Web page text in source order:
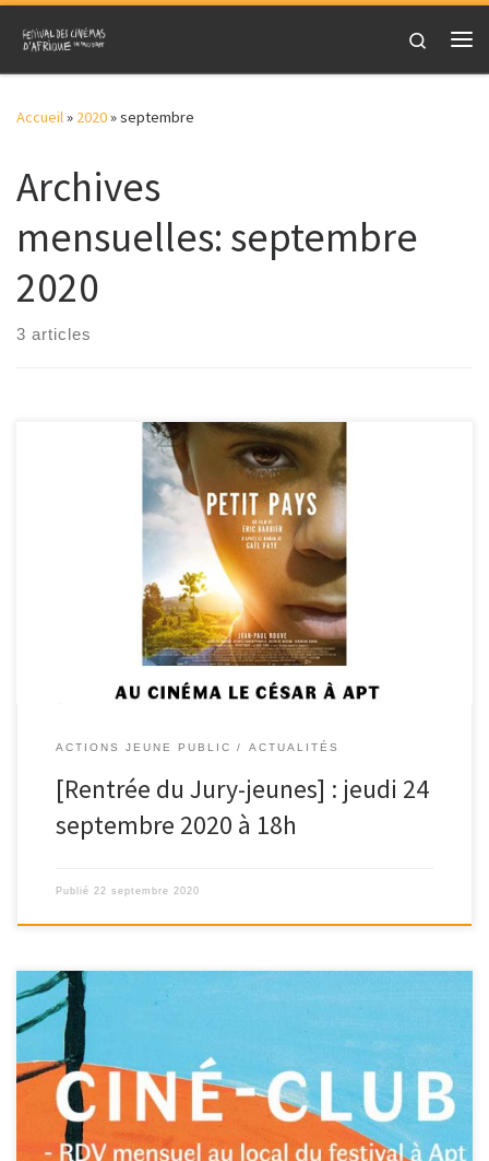
Skip to content
Search
Accueil» 2020»septembre
Archives
mensuelles: septembre
2020
3 articles
Le film franco-belge « Petit Pays » d’Eric Barbier sera projeté ce
jeudi 24 septembre à 18h […]
ACTIONS JEUNE PUBLIC ACTUALITÉS
[Rentrée du Jury-jeunes] : jeudi 24
septembre 2020 à 18h
Publié 22 septembre 2020
1 fois par mois!Prochain ciné-club : lundi 28 septembre à 18h00 au
local du festival. […]